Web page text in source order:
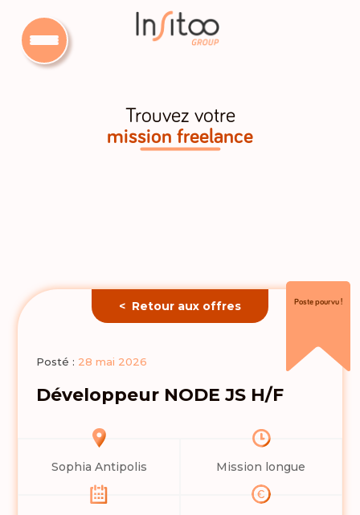
Trouvez votre
mission freelance
< Retour aux offres Poste pourvu !
Posté : 28 mai 2026
Développeur NODE JS H/F
Sophia Antipolis Mission longue